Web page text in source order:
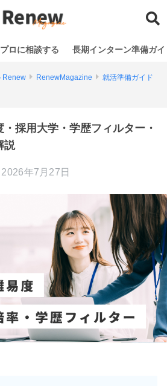
プロに相談する 長期インターン準備ガイ
Renew RenewMagazine
就活準備ガイド
・採用大学・学歴フィルター・
説
2026年7月27日